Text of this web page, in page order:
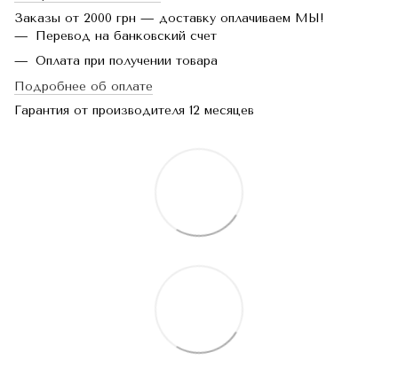
Заказы от 2000 грн — доставку оплачиваем МЫ!
Перевод на банковский счет
Оплата при получении товара
Подробнее об оплате
Гарантия от производителя 12 месяцев